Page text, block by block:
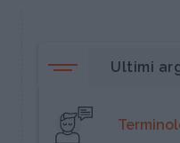
Ultimi